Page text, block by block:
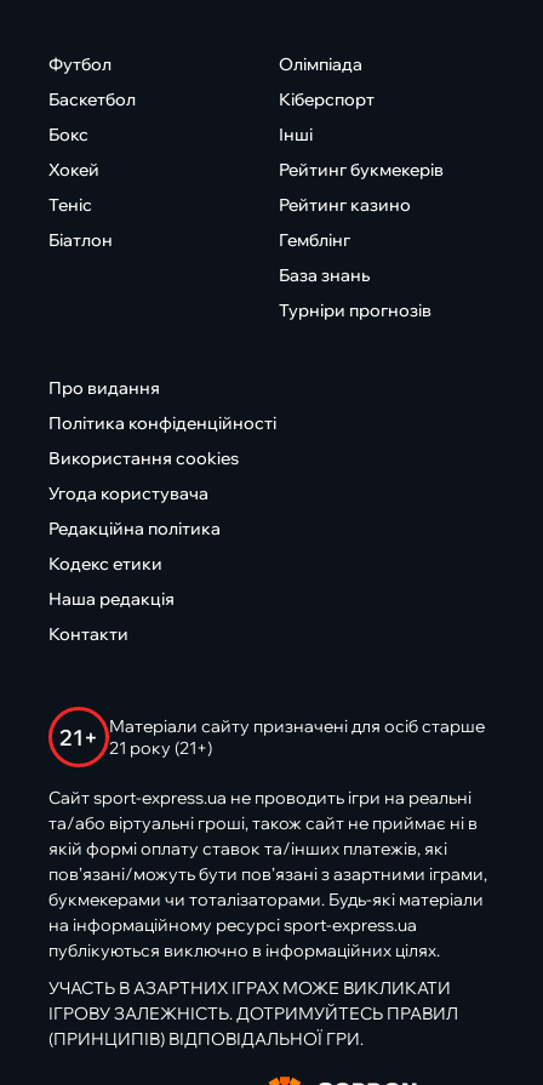
Футбол
Баскетбол
Бокс
Хокей
Теніс
Біатлон
Олімпіада
Кіберспорт
Інші
Рейтинг букмекерів
Рейтинг казино
Гемблінг
База знань
Турніри прогнозів
Про видання
Політика конфіденційності
Використання cookies
Угода користувача
Редакційна політика
Кодекс етики
Наша редакція
Контакти
21+
Матеріали сайту призначені для осіб старше
21 року (21+)
Сайт sport-express.ua не проводить ігри на реальні
та/або віртуальні гроші, також сайт не приймає ні в
якій формі оплату ставок та/інших платежів, які
пов’язані/можуть бути пов’язані з азартними іграми,
букмекерами чи тоталізаторами. Будь-які матеріали
на інформаційному ресурсі sport-express.ua
публікуються виключно в інформаційних цілях.
УЧАСТЬ В АЗАРТНИХ ІГРАХ МОЖЕ ВИКЛИКАТИ
ІГРОВУ ЗАЛЕЖНІСТЬ. ДОТРИМУЙТЕСЬ ПРАВИЛ
(ПРИНЦИПІВ) ВІДПОВІДАЛЬНОЇ ГРИ.